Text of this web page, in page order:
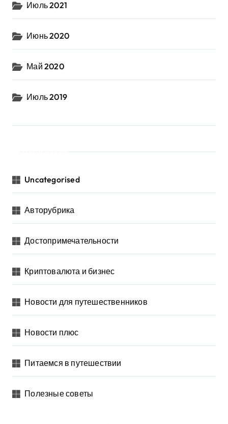
Июль 2021
Июнь 2020
Май 2020
Июль 2019
Uncategorised
Авторубрика
Достопримечательности
Криптовалюта и бизнес
Новости для путешественников
Новости плюс
Питаемся в путешествии
Полезные советы